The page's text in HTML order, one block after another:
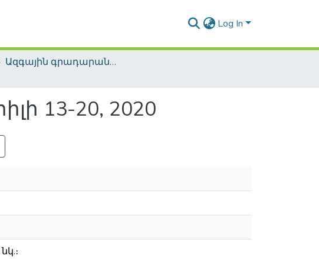
Log In
Ազգային գրադարանային շաբաթ / National Library Week
13-20, 2020